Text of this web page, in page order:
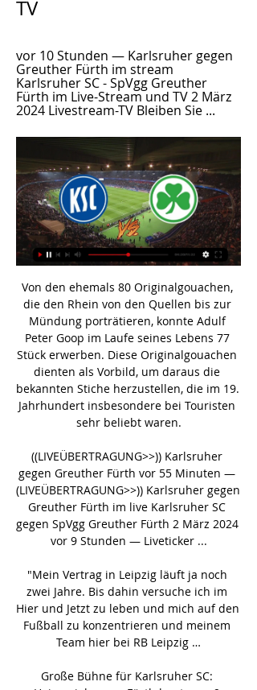
TV
vor 10 Stunden — Karlsruher gegen
Greuther Fürth im stream
Karlsruher SC - SpVgg Greuther
Fürth im Live-Stream und TV 2 März
2024 Livestream-TV Bleiben Sie ...
Von den ehemals 80 Originalgouachen, die den Rhein von den Quellen bis zur Mündung porträtieren, konnte Adulf Peter Goop im Laufe seines Lebens 77 Stück erwerben. Diese Originalgouachen dienten als Vorbild, um daraus die bekannten Stiche herzustellen, die im 19. Jahrhundert insbesondere bei Touristen sehr beliebt waren.

((LIVEÜBERTRAGUNG>>)) Karlsruher gegen Greuther Fürth vor 55 Minuten — (LIVEÜBERTRAGUNG>>)) Karlsruher gegen Greuther Fürth im live Karlsruher SC gegen SpVgg Greuther Fürth 2 März 2024 vor 9 Stunden — Liveticker ...

"Mein Vertrag in Leipzig läuft ja noch zwei Jahre. Bis dahin versuche ich im Hier und Jetzt zu leben und mich auf den Fußball zu konzentrieren und meinem Team hier bei RB Leipzig …

Große Bühne für Karlsruher SC: Heimspiel gegen Fürth heute vor 9 Stunden — 2. Bundesliga - Der Karlsruher SC empfängt am Samstagabend die SpVgg Greuther Fürth. Das KSC-Heimspiel wird live im Free-TV und Stream ...

Drei Punkte für die Mozartstadt: Austria gewinnt im Pinzgau. Dank einer starken Leistung, geprägt von tollem Einsatz und hervorragendem Pressing, gelang es der Salzburger Austria drei Punkte aus dem Pinzgau zu entführen.

Nach teilweise brillanten Auftritten in den letzten Wochen tat sich Schaffhausen gegen Vaduz allerdings lange Zeit schwer. Die Führung zur Pause durch Imran Bunjaku war eher glückhaft, danach aber steigerte sich das Team von Yakin und verdiente sich den Sieg, weil es mit seinen Kontern deutlich gefährlicher war als Vaduz, das zwar mehr Spielanteile besass, aber in der Offensive wenig zeigte.

Neben den klassischen Kindertagesstätten gibt es in Frankenthal (Pfalz) noch eine weitere alternative Kinderbetreuungseinrichtung: Städtische Spiel- und Lernstube

Startaufstellung: Grasshopper Club Zürich; 4-4-1-1: Nadja Furrer - Gianna Klucker, Lilia Rüegg, Sarah Steinmann, Laura Walker, Jasmin Wirthner - Bettina Brülhart, Fiona Hubler, Deborah Karrer, Celina Tenini, Caroline Müller Trainer/in: Miodrag Tomanic: ø-Alter Startelf: 21.6 Jahre

Aktuelle Tabelle und Ergebnisse der Spielklasse Herren: Bezirksliga Staffel 07 Bezirk Westfalen in Westfalen, sowie die letzten Ergebnisse und nächsten Spiele der Mannschaften.

16.08. (SO) CW II – SV Gelsenkirchen-Hessler 06: 12.45 Uhr CW I – DJK Wattenscheid 1997 I: 15.30 Uhr SV SW Eppendorf 1935 II – CW IV : 12.00 Uhr TuS Querenburg 1890 II – CW III: 16:00 Uhr: 23.08. (SO) CW IV – FSV Sevinghausen 1980 I: 12.45 Uhr CW I – Firtinaspor Herne 1990 I: 15.30 Uhr SV Blau-Weiß Weitmar 09 II – CW III: 13.00 Uhr SV Blau-Weiß Weitmar 09 I – CW II: 15.00 Uhr.

Die Landeshauptstadt des Freistaats Bayern blickt auf eine jahrhundertelange Geschichte zurück. Erstmals als Siedlung mit dem Namen München erwähnt wurde sie im Jahr 1158. Mittlerweile ist die Stadt mit über 1,4 Millionen Einwohnern zu einer bedeutenden Großstadt herangewachsen. Zu den Einwohnern gesellen sich über das Jahr verteilt zahlreiche Touristen, die Sehenswürdigkeiten wie die.

Hallescher FC vs. Eintracht Braunschweig, 0:1, DFB-Pokal erste Runde, 08. August 2015, Erdgas-Sportpark, Halle, Zuschauer: 9549, Foto: Los Misenas

Zurück zu „Fussball Club Zürich“ Wer ist online? Mitglieder in diesem Forum: chuk , Google Adsense [Bot] , Kollegah , neinei , Qwertasda , spitzkicker , Tschik Cajkovski und 355 Gäste

Definitions of Liste der Gemeinden in der Steiermark, synonyms, antonyms, derivatives of Liste der Gemeinden in der Steiermark, analogical dictionary of Liste der Gemeinden in der Steiermark (German)

Die Landeshauptstadt des Freistaats Bayern blickt auf eine jahrhundertelange Geschichte zurück. Erstmals als Siedlung mit dem Namen München erwähnt wurde sie im Jahr 1158. Mittlerweile ist die Stadt mit über 1,4 Millionen Einwohnern zu einer bedeutenden Großstadt herangewachsen. Zu den Einwohnern gesellen sich über das Jahr verteilt zahlreiche Touristen, die Sehenswürdigkeiten wie die.

[Sport-TV!!] Karlsruher gegen Greuther Fürth live im tv Karl vor 53 Minuten — vor 10 Stunden — vor 5 Stunden — vor 6 Stunden — Karlsruher SC - SpVgg Greuther Fürth im Live-Stream und TV: Die KSCler wollen gegen das ...

Nach teilweise brillanten Auftritten in den letzten Wochen tat sich Schaffhausen gegen Vaduz allerdings lange Zeit schwer. Die Führung zur Pause durch Imran Bunjaku war eher glückhaft, danach aber steigerte sich das Team von Yakin und verdiente sich den Sieg, weil es mit seinen Kontern deutlich gefährlicher war als Vaduz, das zwar mehr Spielanteile besass, aber in der Offensive wenig zeigte.

Regionalliga Bayern; Aufstiegsrunde 3. Liga; Klub-WM; Champions League (Frauen) Copa Libertadores; Süperlig (TÜR) Eredivisie (NL) Premier Liga (RUS) Primeira Liga (POR) Premier League (SCO.

KSC gegen Greuther Fürth im live tv stream Karlsruher SC vor 10 Stunden — Karlsruher SC gegen SpVgg Greuther Fürth heute live im 14.12.2019 — KSC - Greuther Fürth: So seht Ihr das Spiel heute live im TV und Livestream ...

Schon wieder verpatzt der Hamburger SV den Aufstieg in die Fußball-Bundesliga. Dem Klub drohen verheerende Folgen: Die Zukunft von Trainer Dieter Hecking ist ungewiss, der Kader wird sich.

Red Bull Salzburg ist am Donnerstag nach einer 1:2-(1:0)-Heimniederlage gegen Basel im Europa-League-Achtelfinale ausgeschieden. Kapitän Jonatan Soriano erzielte zwar die Führung für die "Bullen" (22.), doch Marco Streller (51.) und Gaston Sauro (60.) drehten mit ihren Kopfballtreffern jeweils nach Eckbällen die Partie zugunsten der seit der neunten Minute nur noch zu zehnt spielenden Gäste.

Aktuelles aus der 3. Fußball-Liga: Videos, Livestreams, News, Live Ticker, Spielberichte, Ergebnisse, Tabellen zum Halleschen FC, Carl Zeiss Jena, 1. FC Magdeburg.

Die Eisschützen-Rundschau "Stock Heil" wurde vor 45 Jahren in Eisenerz gegründet. 2016 wird aus der ESR die STOCKSPORT-INS!DE. Die Eisschützenrundschau wurde 1970 in Eisenerz gegründet und bis Ende 2015 von Dr. Kurt Wernbacher aus Graz herausgegeben. Wenige Monate vor seinem 90. Geburtstag übergab Wernbacher an Franz Taucher aus Voitsberg, der aus der ESR eine moderne Fachzeitschrift …

Fußball Heute im Überblick: Unser Fußball Live Ticker liefert Ihnen den besten Überblick und schnellsten Toren zu allen wichtigen Spielen inklusive Bundesliga und Champions League,. Heute: Bundesliga

Karlsruher SC gegen SpVgg Greuther Fürth ... live: Karlsruher SC gegen SpVgg Greuther Fürth. Audiostream. 2. Bundesliga live hören Karlsruher SC gegen SpVgg Greuther Fürth. Stand: 02.03.2024 20:20 Uhr. 24 ...

Vierlinden : DJK Adler Union Frintrop (3:0) Jetzt sind die Adler nach achzehn Spielen ohne Niederlage wieder mal abgestürzt. Union wird damit leben können. SC Frintrop : Winfried Kray (4:2) Der SC Frintrop hat sich vorzeitig den Klassenerhalt gesichert. Reid Osei (20., 51.) und Manuel Ramanovic (61., 86.) stellten mit ihren Treffern die Weichen auf Sieg. Zwischenzeitlich kam Kray durch Amit.

[[[FUßBALL@@@]]-] Karlsruher gegen Greuther Fürth im streami vor 19 Minuten — [FUßBALL@@@]]-] Karlsruher gegen Greuther Fürth im streaming Karlsruher SC gegen SpVgg Greuther Fürth Liveticker 02.03.2024 Karlsruher SC vs ...

(Streamen##) Karlsruher gegen Greuther Fürth im tv 2. vor 11 Stunden — vor 2 Tagen — Um die Karlsruhe SC vs. Greuther Fürth Live TV Übertragung zu sehen, benötigt Sie ein Abo für Sky Sport Bundesliga.

eigentlich mehr in privater sache aber gehört am ehesten hier rein: irgendjemand hat den mein grill geklaut den ich dem eck leihweise überlassen habe. es handelt sich um folgendes model:

Karlsruher gegen Greuther Fürth live im tv (Fernseher<) KSC vor 9 Stunden — Karlsruher gegen Greuther Fürth live im tv (Fernseher<) KSC gegen Greuther Fürth im Live-Stream Livetic 02.03.2024 Das Duell zwischen dem ...

Dieser Artikel behandelt die Bilanz des FC Bayern München im Europapokal.. Europapokalbilanz. Der International Football Cup (1963 und 1964) und der Messestädte-Pokal (1963 und 1971) waren internationale Wettbewerbe, die nicht durch den Kontinentalverband UEFA ausgetragen wurden.

Leben Comics Horoskop Suchen. Videos. Vaduz lässt ihn Schaffhausen Punkte liegen. Schaffhausen – Vaduz 2:2 Brack.ch Challenge League, 27. Runde, Saison 19/20. 30.06.2020 . Nach einem 0:2.

Karlsruher gegen Greuther Fürth im live tv stream vor 11 Stunden — Karlsruher gegen Greuther Fürth im live tv stream Karlsruher SC - SpVgg Greuther Fürth (Highlights) 2 März 2024 vor 5 Stunden — Fazit: Die ...

Pyroaktion zu 100 Jahren Austria Klagenfurt – Mehr als 75.000 spektakuläre Fotos bieten einzigartige Einblicke in die nationalen und internationalen Fankurven dieser Welt.

Startseite Sport Lokalsport Essen Holsterhausen steigt ohne Niederlage auf. Holsterhausen steigt ohne Niederlage auf . Von Winfried Stöckmann. 22.04.2007 - 13:44 Uhr. 0. 0. Zum Saisonabschluss 6:2 beim TTC Troisdorf TTC Troisdorf II TuS Holsterhausen 2:6 Die Spiele: Shapalova/Hanselka - Guo/Michajlova 12:14, 8:11. 11:4, 11:8, 12:10, Regelski/Völkerding - Böhning/Koop 11:8, 7:11, 8:11, 6:11.

weissalles hat geschrieben:Er war ja schonmal im Kader der 1.Mannschaft und hat dort auch einige Freundschaftsspiele absolviert. Auf Grund seiner schulischen Ausbildung wurde dieses "Experiment" nach einiger Zeit dann abgebrochen. Meiner Beurteilung nach hat er sich in dieser Zeit sehr gut entwickelt, disziplinarisch wie auch fussballerisch.

Der Kampf um den Aufstieg in die Fußball-Bundesliga könnte noch einmal spannend werden. Der Tabellenzweite Austria Klagenfurt feierte am Donnerstag in der 21. Runde der 2. Liga einen 2:1.

Meister Salzburg hat mit dem 20-jährigen Franzosen Oumar Solet einen neuen Mann für die Innenverteidigung geholt. Der 1,92-m-Mann kommt von Olympique Lyon an die Salzach, wie die „Roten Bullen“ am Freitagabend bekannt gaben. Solet unterschrieb bei …

Karlsruher gegen Greuther Fürth im live tv stream vor 11 Stunden — Karlsruher gegen Greuther Fürth im live tv stream Karlsruher SC vs SpVgg Greuther Fürth 02/03/2024 Live ansehen. vor 5 Stunden — vor 6 Stunden — ...

Unter Missachtung der Corona-Auflagen haben Hunderte Fans des